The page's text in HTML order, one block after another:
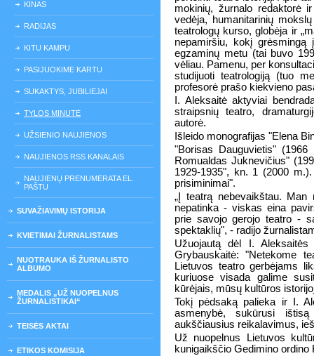
KINAS
RADIJAS
KITU KAMPU
PASIJUOKIME KARTU
SUKAKTYS, JUBILIEJAI
TYLOS MINUTĖ
UŽSIENIO NAUJIENOS
NAUJIENOS RSS KANALAIS
NAUJIENŲ PRENUMERATA EL.
PAŠTU
SUVAŽIAVIMŲ ISTORIJA
KVIETIMAI ŽURNALISTAMS
NUOTRAUKA IŠ ŽURNALISTO
ALBUMO
MEDALIS „UŽ NUOPELNUS
ŽURNALISTIKAI“
TEISĖS AKTAI
ETIKOS KOMISIJA
mokinių, žurnalo redaktorė
vedėja, humanitarinių
teatrologų kurso, globėja ir
nepamiršiu, kokį
egzaminų metu (tai buvo
vėliau. Pamenu, per
studijuoti teatrologiją (tuo
profesorė prašo kiekvieno
I. Aleksaitė aktyviai
straipsnių teatro,
autorė.
Išleido monografijas "Elena
"Borisas Dauguvietis"
Romualdas Juknevičius"
1929-1935", kn. 1 (2000
prisiminimai".
„Į teatrą nebevaikštau.
nepatinka - viskas eina
prie savojo gerojo teatro -
spektaklių", - radijo
Užuojautą dėl I.
Grybauskaitė: "Netekome
Lietuvos teatro gerbėjams
kuriuose visada galime
kūrėjais, mūsų kultūros
Tokį pėdsaką palieka ir I.
asmenybė, sukūrusi
aukščiausius reikalavimus,
Už nuopelnus Lietuvos
kunigaikščio Gedimino